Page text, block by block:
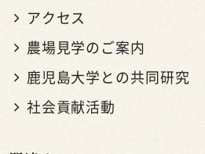
アクセス
農場見学のご案内
鹿児島大学との共同研究
社会貢献活動